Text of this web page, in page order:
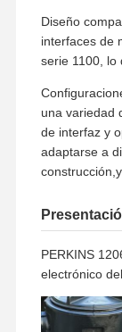
Visita A La
Fábrica
Diseño
interfaces de
serie 1100, lo
una variedad
de interfaz y
adaptarse a
PERKINS
electrónico